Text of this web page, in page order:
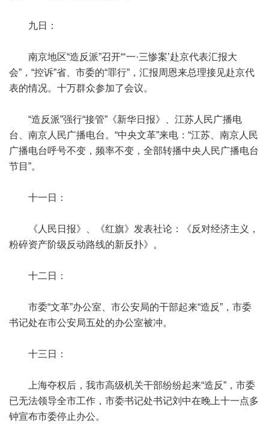
九日：
南京地区“造反派”召开“‘一·三惨案’赴京代表汇报大
会”，“控诉”省、市委的“罪行”，汇报周恩来总理接见赴京代
表的情况。十万群众参加了会议。
“造反派”强行“接管”《新华日报》、江苏人民广播电
台、南京人民广播电台。“中央文革”来电：“江苏、南京人民
广播电台呼号不变，频率不变，全部转播中央人民广播电台
节目”。
十一日：
《人民日报》、《红旗》发表社论：《反对经济主义，
粉碎资产阶级反动路线的新反扑》。
十二日：
市委“文革”办公室、市公安局的干部起来“造反”，市委
书记处在市公安局五处的办公室被冲。
十三日：
上海夺权后，我市高级机关干部纷纷起来“造反”，市委
已无法领导全市工作，市委书记处书记刘中在晚上十一点多
钟宣布市委停止办公。